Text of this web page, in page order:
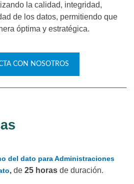
la calidad, integridad,
de los datos, permitiendo que
óptima y estratégica.
CON NOSOTROS
del dato para Administraciones
, de 25 horas de duración.